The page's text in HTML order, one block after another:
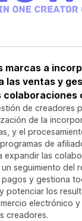
marcas a
las ventas y
colaboraciones
de creadores
de la
y el
de
expandir las
seguimiento del
y gestiona
potenciar los
electrónico y
creadores.